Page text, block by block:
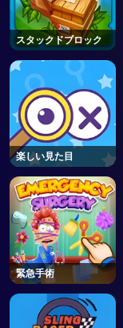
スタックドブロック
楽しい見た目
緊急手術